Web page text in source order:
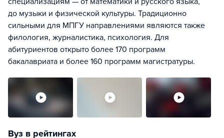
до музыки и физической культуры. Традиционно
сильными для МПГУ направлениями являются также
филология, журналистика, психология. Для
абитуриентов открыто более 170 программ
бакалавриата и более 160 программ магистратуры.
Вуз в рейтингах